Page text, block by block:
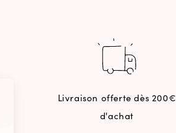
Livraison offerte dès 200€
d'achat